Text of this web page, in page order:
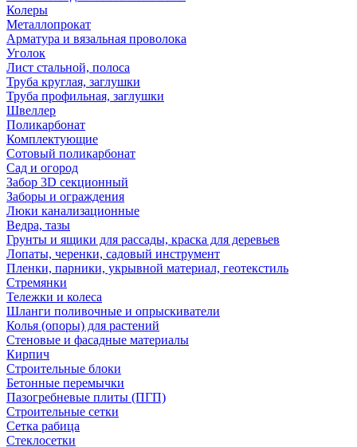
Колеры
Металлопрокат
Арматура и вязальная проволока
Уголок
Лист стальной, полоса
Труба круглая, заглушки
Труба профильная, заглушки
Швеллер
Поликарбонат
Комплектующие
Сотовый поликарбонат
Сад и огород
Забор 3D секционный
Заборы и ограждения
Люки канализационные
Ведра, тазы
Грунты и ящики для рассады, краска для деревьев
Лопаты, черенки, садовый инструмент
Пленки, парники, укрывной материал, геотекстиль
Стремянки
Тележки и колеса
Шланги поливочные и опрыскиватели
Колья (опоры) для растений
Стеновые и фасадные материалы
Кирпич
Строительные блоки
Бетонные перемычки
Пазогребневые плиты (ПГП)
Строительные сетки
Сетка рабица
Стеклосетки